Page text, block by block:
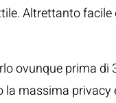
Altrettanto
ovunque prima di
massima